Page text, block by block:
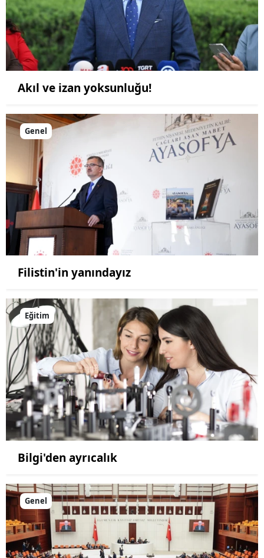
Akıl ve izan yoksunluğu!
Genel
Filistin'in yanındayız
Eğitim
Bilgi'den ayrıcalık
Genel